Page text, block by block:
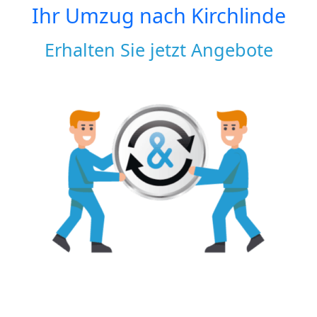
Ihr Umzug nach Kirchlinde
Erhalten Sie jetzt Angebote